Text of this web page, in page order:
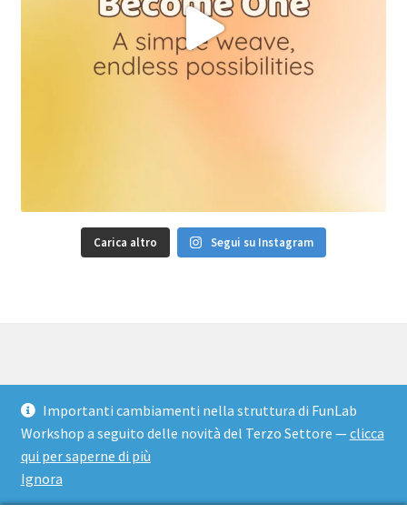
Importanti cambiamenti nella struttura di FunLab
Workshop a seguito delle novità del Terzo Settore —clicca
qui per saperne di più
Ignora
Carica altro Segui su Instagram
Privacy Policy
Realizzato con WooCommerce .·Politica di
Rimborso·Inclusione e accessibilità · Politica di
comportamento